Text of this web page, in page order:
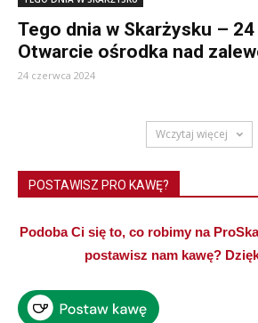
Tego dnia w Skarżysku –
Otwarcie ośrodka nad
24 czerwca 2024
Wczytaj więcej
POSTAWISZ PRO KAWĘ?
Podoba Ci się to, co robimy na
postawisz nam kawę?